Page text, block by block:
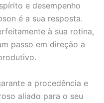
e desempenho
é a sua resposta.
à sua rotina,
passo em direção a
a procedência e
aliado para o seu